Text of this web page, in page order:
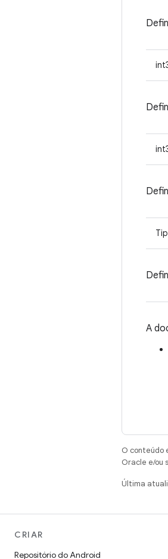
A
O conteúdo
Oracle e/ou
Última
CRIAR
Repositório do Android